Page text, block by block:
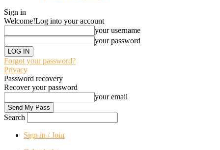
Sign in
Welcome!Log into your account
your username
your password
Forgot your password?
Privacy
Password recovery
Recover your password
your email
Search
Sign in / Join